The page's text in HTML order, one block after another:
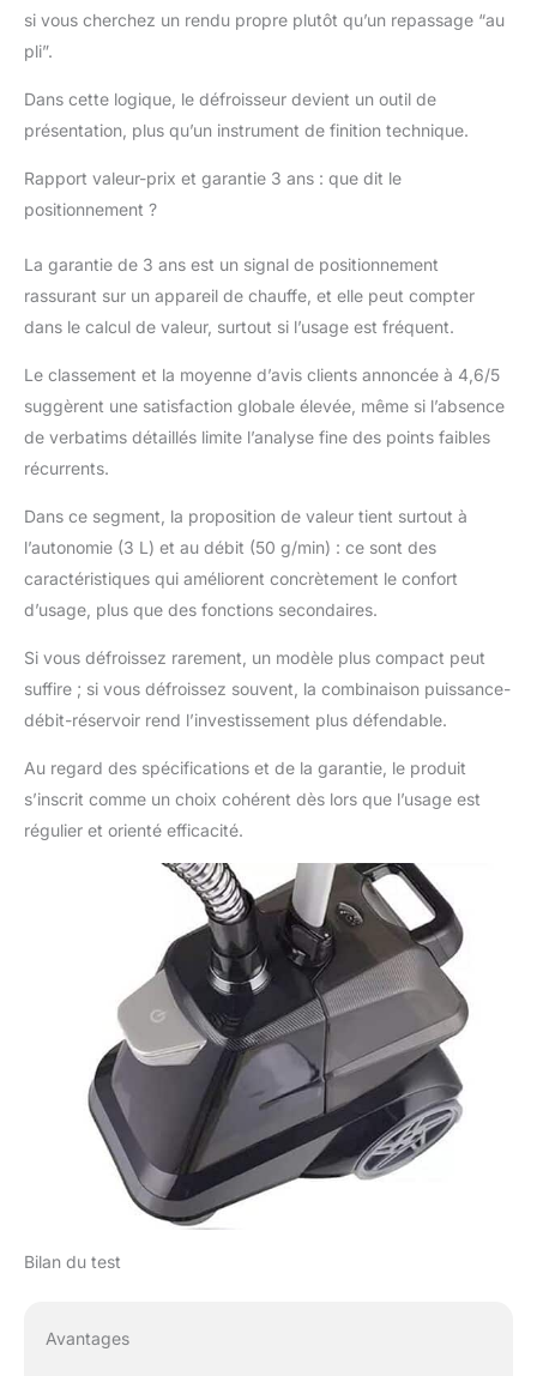
si vous cherchez un rendu propre plutôt qu’un repassage “au
pli”.
Dans cette logique, le défroisseur devient un outil de
présentation, plus qu’un instrument de finition technique.
Rapport valeur-prix et garantie 3 ans : que dit le
positionnement ?
La garantie de 3 ans est un signal de positionnement
rassurant sur un appareil de chauffe, et elle peut compter
dans le calcul de valeur, surtout si l’usage est fréquent.
Le classement et la moyenne d’avis clients annoncée à 4,6/5
suggèrent une satisfaction globale élevée, même si l’absence
de verbatims détaillés limite l’analyse fine des points faibles
récurrents.
Dans ce segment, la proposition de valeur tient surtout à
l’autonomie (3 L) et au débit (50 g/min) : ce sont des
caractéristiques qui améliorent concrètement le confort
d’usage, plus que des fonctions secondaires.
Si vous défroissez rarement, un modèle plus compact peut
suffire ; si vous défroissez souvent, la combinaison puissance-
débit-réservoir rend l’investissement plus défendable.
Au regard des spécifications et de la garantie, le produit
s’inscrit comme un choix cohérent dès lors que l’usage est
régulier et orienté efficacité.
Bilan du test
Avantages